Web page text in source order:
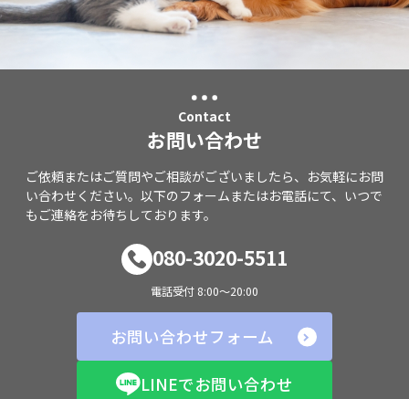
Contact
お問い合わせ
ご依頼またはご質問やご相談がございましたら、お気軽にお問
い合わせください。以下のフォームまたはお電話にて、いつで
もご連絡をお待ちしております。
080-3020-5511
電話受付 8:00～20:00
お問い合わせフォーム
LINEでお問い合わせ